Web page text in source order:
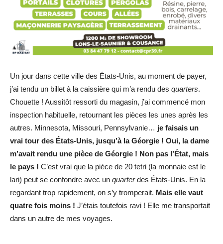
Un jour dans cette ville des États-Unis, au moment de payer,
j’ai tendu un billet à la caissière qui m’a rendu des quarters.
Chouette ! Aussitôt ressorti du magasin, j’ai commencé mon
inspection habituelle, retournant les pièces les unes après les
autres. Minnesota, Missouri, Pennsylvanie… je faisais un
vrai tour des États-Unis, jusqu’à la Géorgie ! Oui, la dame
m’avait rendu une pièce de Géorgie ! Non pas l’État, mais
le pays ! C’est vrai que la pièce de 20 tetri (la monnaie est le
lari) peut se confondre avec un quarterdes États-Unis. En la
regardant trop rapidement, on s’y tromperait. Mais elle vaut
quatre fois moins ! J’étais toutefois ravi ! Elle me transportait
dans un autre de mes voyages.